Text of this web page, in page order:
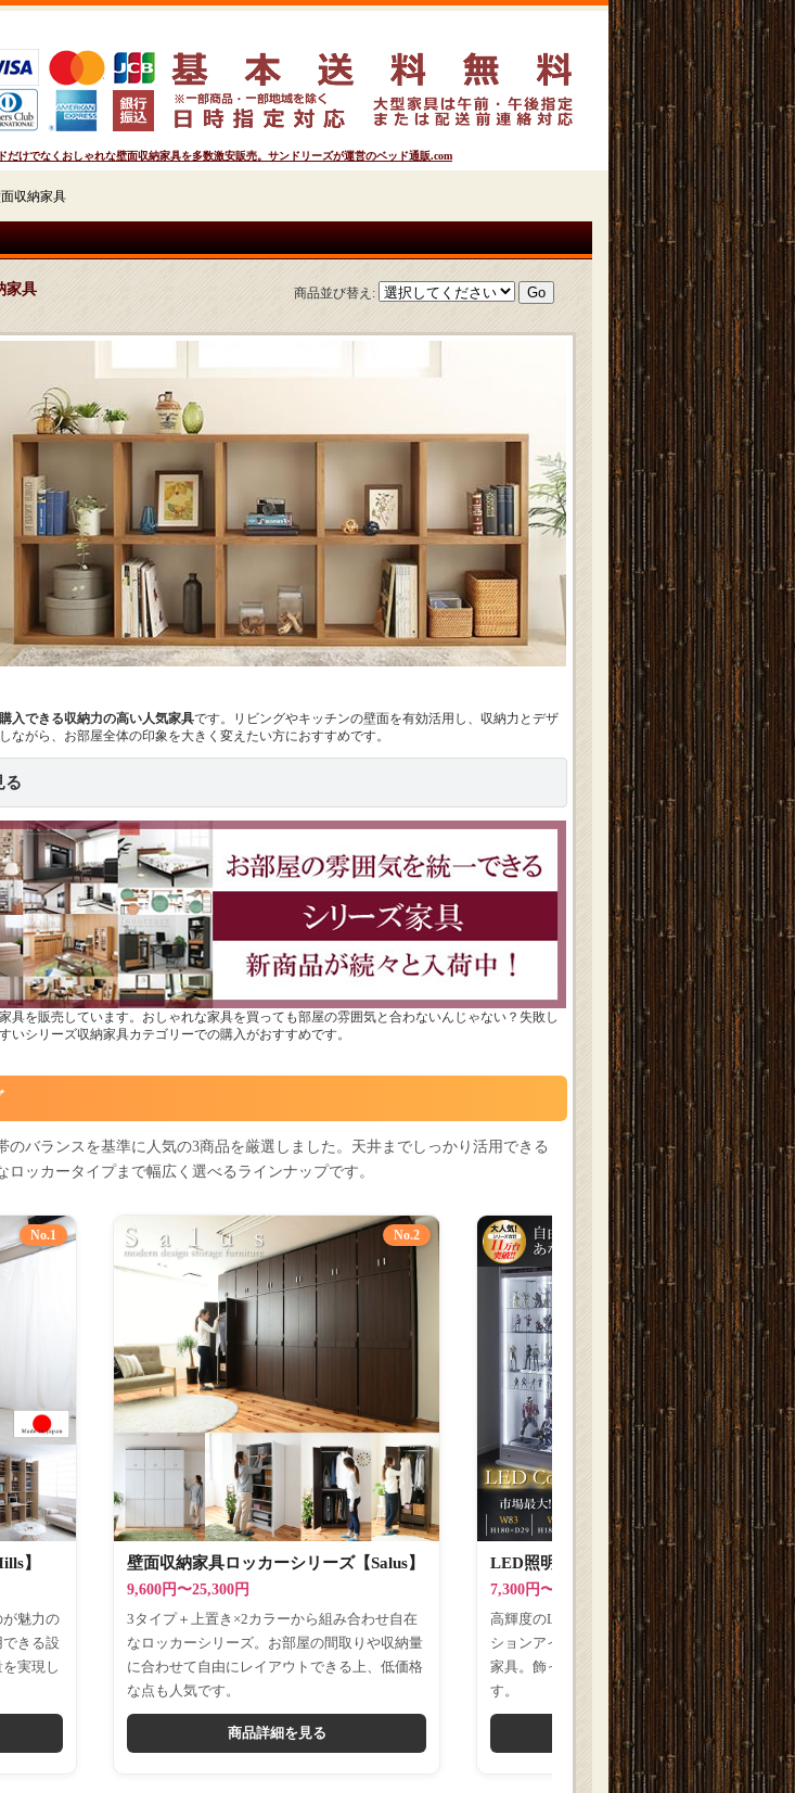
だけでなくおしゃれな壁面収納家具を多数激安販売。サンドリーズが運営のベッド通販.com
収納家具
家具 商品並び替え :
入できる収納力の高い人気家具です。リビングやキッチンの壁面を有効活用し、収納力とデザ
ながら、お部屋全体の印象を大きく変えたい方におすすめです。
る
具を販売しています。おしゃれな家具を買っても部屋の雰囲気と合わないんじゃない？失敗し
シリーズ収納家具カテゴリーでの購入がおすすめです。
のバランスを基準に人気の3商品を厳選しました。天井までしっかり活用できる
ッカータイプまで幅広く選べるラインナップです。
No.1
】
が魅力の
きる設
実現し
No.2
壁面収納家具ロッカーシリーズ【Salus】
9,600円〜25,300円
3タイプ＋上置き×2カラーから組み合わせ自在
なロッカーシリーズ。お部屋の間取りや収納量
に合わせて自由にレイアウトできる上、低価格
な点も人気です。
商品詳細を見る
No.3
LED照明付きコレクションラック ワイド
7,300円〜106,800円(税込)
高輝度のLED照明付きで、フィギュアやコレク
ションアイテムの展示性を高められる壁面収納
家具。飾って楽しみたい方から支持されていま
す。
商品詳細を見る